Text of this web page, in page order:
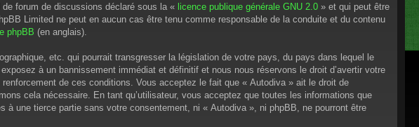
forum de discussions déclaré sous la « licence publique générale GNU 2.0 » et qui peut être
Limited ne peut en aucun cas être tenu comme responsable de la conduite et du contenu
phpBB (en anglais).
etc. qui pourrait transgresser la législation de votre pays, du pays dans lequel le
à un bannissement immédiat et définitif et nous nous réservons le droit d’avertir votre
de ces conditions. Vous acceptez le fait que « Autodiva » ait le droit de
cela nécessaire. En tant qu’utilisateur, vous acceptez que toutes les informations que
une tierce partie sans votre consentement, ni « Autodiva », ni phpBB, ne pourront être